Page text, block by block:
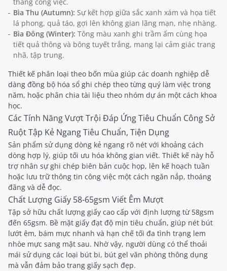
Bìa Thu (Autumn): Sự kết hợp giữa sắc xanh xám và họa tiết
lá phong, quả táo, gợi lên không gian lãng mạn, nhẹ nhàng.
Bìa Đông (Winter): Tông màu xanh ghi trầm ấm cùng họa
tiết quả thông và bông tuyết trắng, mang lại cảm giác trang
nhã, tập trung.
Thiết kế phân loại theo bốn mùa giúp các doanh nghiệp dễ
dàng đồng bộ hóa sổ ghi chép theo từng quý làm việc trong
năm, hoặc phân chia tài liệu theo nhóm dự án một cách khoa
học.
Các Tính Năng Vượt Trội Đáp Ứng Tiêu Chuẩn Công Sở
Ruột Tập Kẻ Ngang Tiêu Chuẩn, Tiện Dụng
Sản phẩm sử dụng dòng kẻ ngang rõ nét với khoảng cách
dòng hợp lý, giúp tối ưu hóa không gian viết. Thiết kế này hỗ
trợ nhân sự ghi chép biên bản cuộc họp, lên kế hoạch tuần
hoặc lưu trữ thông tin công việc một cách ngăn nắp, thoáng
đãng và dễ đọc.
Chất Lượng Giấy 58-65gsm Viết Êm Mượt
Tập sở hữu chất lượng giấy cao cấp với định lượng từ 58gsm
đến 65gsm. Bề mặt giấy đạt độ mịn tiêu chuẩn, giúp nét bút
lướt êm, bám mực nhanh và hạn chế tối đa tình trạng lem
nhòe mực sang mặt sau. Nhờ vậy, người dùng có thể thoải
mái sử dụng các loại bút bi, bút gel văn phòng thông dụng
mà vẫn đảm bảo trang giấy sạch đẹp.